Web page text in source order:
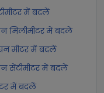
में बदलें
घन मिलीमीटर में बदलें
घन मीटर में बदलें
घन सेंटीमीटर में बदलें
में बदलें